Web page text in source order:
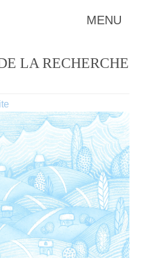
MENU
LA RECHERCHE